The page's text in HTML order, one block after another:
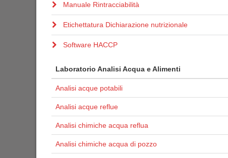
Manuale Rintracciabilità
Etichettatura Dichiarazione nutrizionale
Software HACCP
Laboratorio Analisi Acqua e Alimenti
Analisi acque potabili
Analisi acque reflue
Analisi chimiche acqua reflua
Analisi chimiche acqua di pozzo